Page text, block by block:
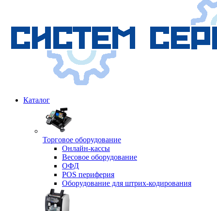
Каталог
Торговое оборудование
Онлайн-кассы
Весовое оборудование
ОФД
POS периферия
Оборудование для штрих-кодирования